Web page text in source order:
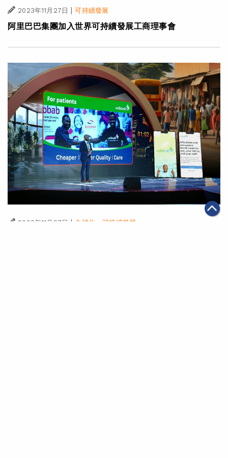
2023年11月27日 | 可持續發展
阿里巴巴集團加入世界可持續發展工商理事會
2023年11月27日 | 全球化 ·可持續發展